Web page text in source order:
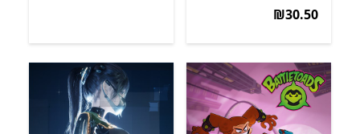
‪₪30.50‬
‪₪30.50‬